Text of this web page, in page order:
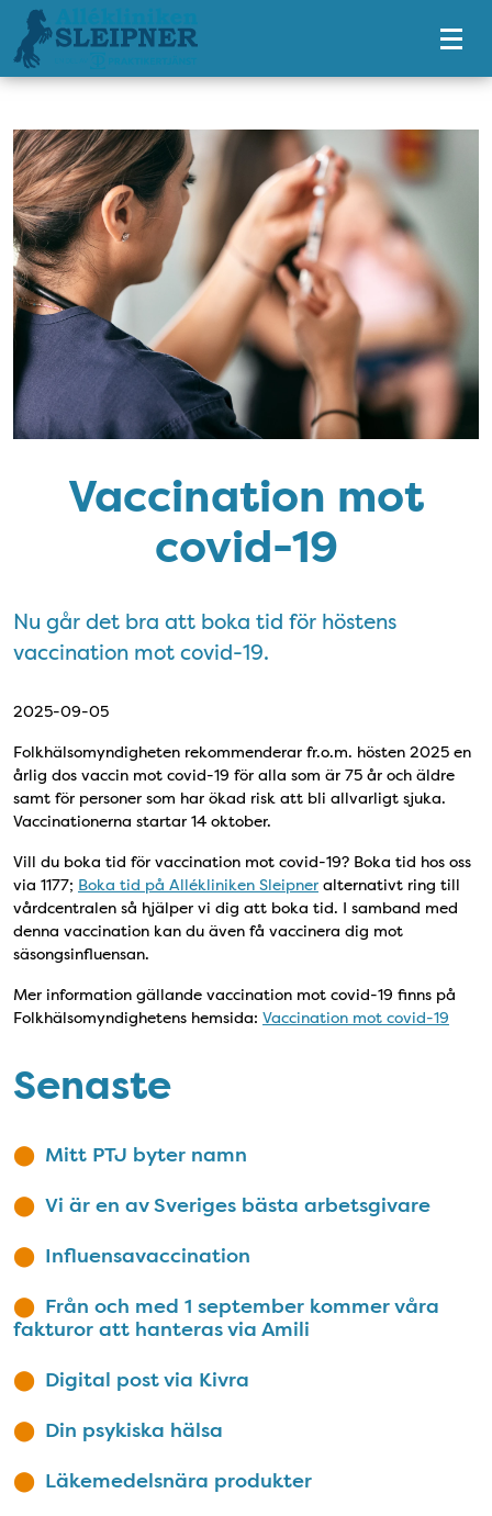
Tillgänglighetsmeny
Vaccination mot
covid-19
Nu går det bra att boka tid för höstens
vaccination mot covid-19.
2025-09-05
Folkhälsomyndigheten rekommenderar fr.o.m. hösten 2025 en
årlig dos vaccin mot covid-19 för alla som är 75 år och äldre
samt för personer som har ökad risk att bli allvarligt sjuka.
Vaccinationerna startar 14 oktober.
Vill du boka tid för vaccination mot covid-19? Boka tid hos oss
via 1177; Boka tid på Allékliniken Sleipner alternativt ring till
vårdcentralen så hjälper vi dig att boka tid. I samband med
denna vaccination kan du även få vaccinera dig mot
säsongsinfluensan.
Mer information gällande vaccination mot covid-19 finns på
Folkhälsomyndighetens hemsida: Vaccination mot covid-19
Senaste
Mitt PTJ byter namn
Vi är en av Sveriges bästa arbetsgivare
Influensavaccination
Från och med 1 september kommer våra
fakturor att hanteras via Amili
Digital post via Kivra
Din psykiska hälsa
Läkemedelsnära produkter